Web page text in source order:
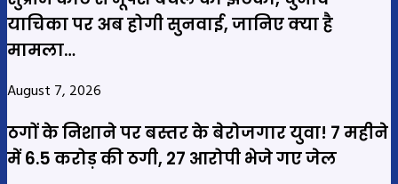
याचिका पर अब होगी सुनवाई, जानिए क्या है
मामला…
August 7, 2026
ठगों के निशाने पर बस्तर के बेरोजगार युवा! 7 महीने
में 6.5 करोड़ की ठगी, 27 आरोपी भेजे गए जेल